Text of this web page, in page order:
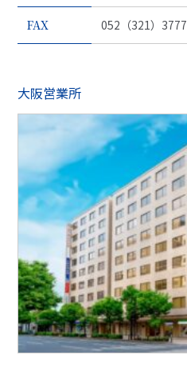
FAX 052（321）3777
大阪営業所